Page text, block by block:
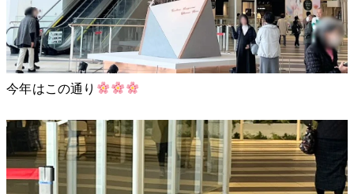
今年はこの通り